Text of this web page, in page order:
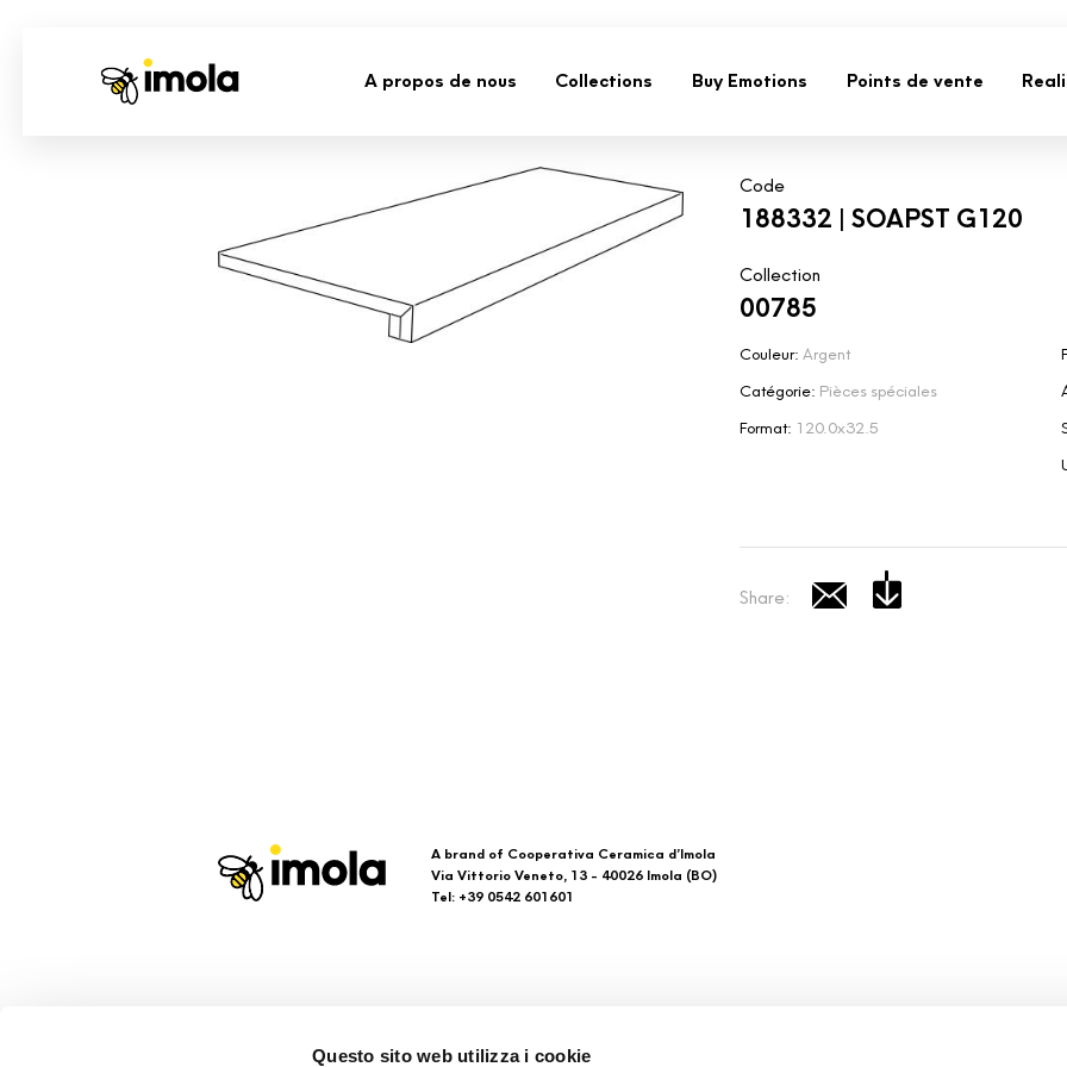
Questo sito web utilizza i cookie
A propos de nous Collections Buy Emotions Points de vente
Code
188332 | SOAPST G120
Collection
00785
Couleur: Argent
Catégorie: Pièces spéciales
Format: 120.0x32.5
Share:
A brand of Cooperativa Ceramica d’Imola
Via Vittorio Veneto, 13 - 40026 Imola (BO)
Tel: +39 0542 601601